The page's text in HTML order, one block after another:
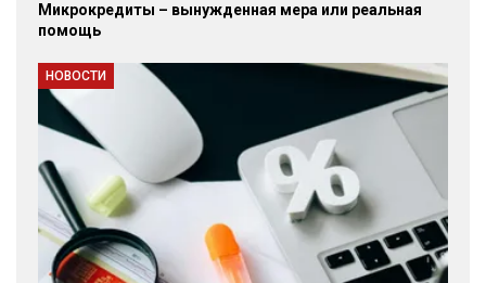
Микрокредиты – вынужденная мера или реальная
помощь
НОВОСТИ